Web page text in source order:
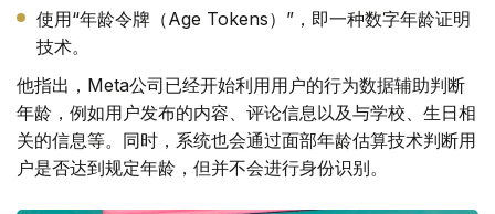
使用“年龄令牌（Age Tokens）”，即一种数字年龄证明
技术。
他指出，Meta公司已经开始利用用户的行为数据辅助判断
年龄，例如用户发布的内容、评论信息以及与学校、生日相
关的信息等。同时，系统也会通过面部年龄估算技术判断用
户是否达到规定年龄，但并不会进行身份识别。